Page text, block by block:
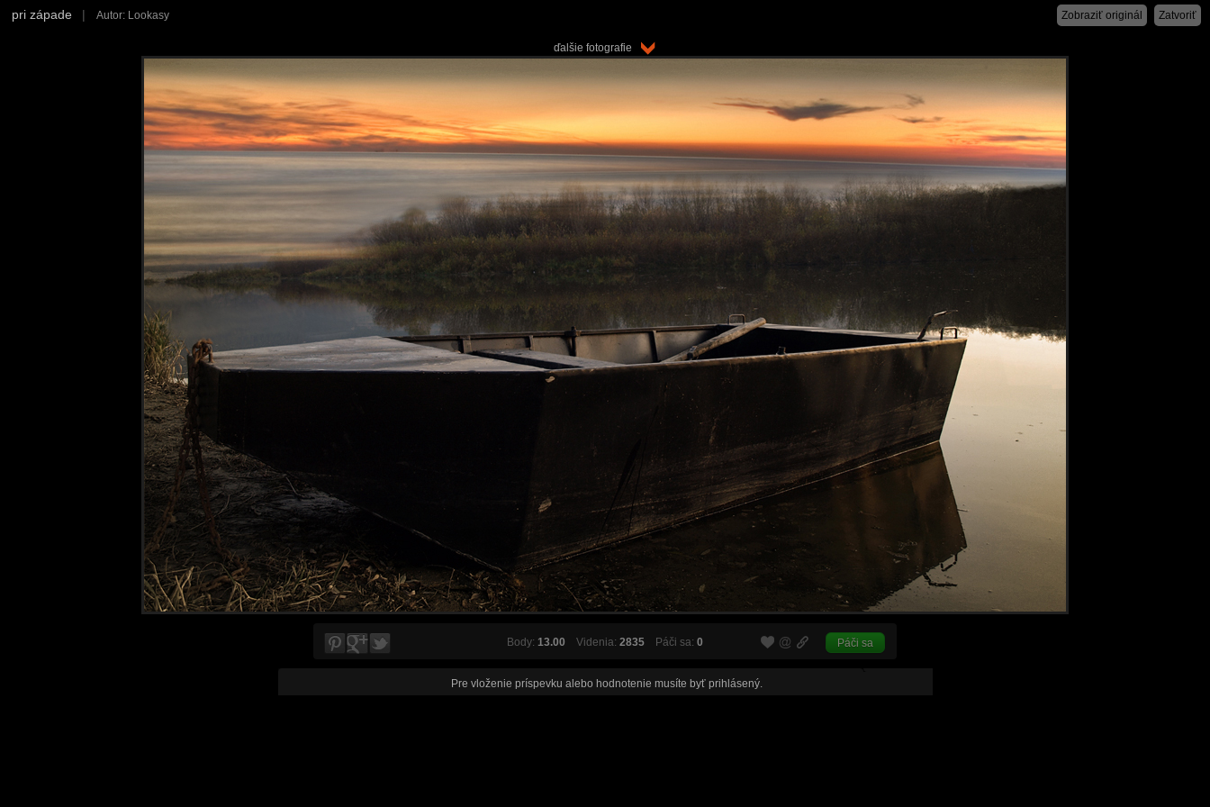
pri západe | Autor: Lookasy Zatvoriť
Zobraziť originál
ďalšie fotografie
Body: 13.00 Videnia: 2835 Páči sa: 0 Páči sa
Pre vloženie príspevku alebo hodnotenie musíte byť prihlásený.